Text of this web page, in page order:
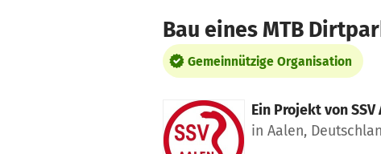
Bau eines MTB
Gemeinnützige Organisation
Ein Projekt vonSSV
in Aalen,